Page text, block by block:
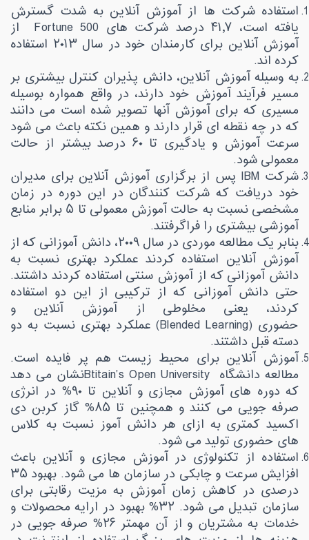
استفاده شرکت ها از آموزش آنلاین به شدت گسترش
یافته است، ۴۱٫۷ درصد شرکت های
Fortune 500
از
آموزش آنلاین برای کارمندان خود در سال ۲۰۱۳ استفاده
کرده اند.
به وسیله آموزش آنلاین، دانش پذیران کنترل بیشتری بر
مسیر فرآیند آموزش خود دارند، در واقع همواره بوسیله
مسیری که برای آموزش آنها تصویر شده است می دانند
که در چه نقطه ای قرار دارند و همین نکته باعث می شود
سرعت آموزش و یادگیری تا ۶۰ درصد بیشتر از حالت
معمولی شود.
شرکت IBM پس از برگزاری آموزش آنلاین برای مدیران
خود دریافت که شرکت کنندگان در این دوره در زمان
مشخصی نسبت به حالت آموزش معمولی تا ۵ برابر منابع
آموزشی بیشتری را فراگرفتند.
بنابر یک مطالعه موردی در سال ۲۰۰۹، دانش آموزانی که از
آموزش آنلاین استفاده کردند عملکرد بهتری نسبت به
دانش آموزانی که از آموزش سنتی استفاده کردند داشتند.
حتی دانش آموزانی که از ترکیبی از این دو استفاده
کردند، یعنی مخلوطی از آموزش آنلاین و
حضوری (Blended Learning) عملکرد بهتری نسبت به دو
دسته قبل داشتند.
آموزش آنلاین برای محیط زیست هم پر فایده است.
مطالعه دانشگاه Btitain’s Open Universityنشان می دهد
که دوره های آموزش مجازی و آنلاین تا ۹۰% در انرژی
صرفه جویی می کنند و همچنین تا ۸۵% گاز کربن دی
اکسید کمتری به ازای هر دانش آموز نسبت به کلاس
های حضوری تولید می شود.
استفاده از تکنولوژی در آموزش مجازی و آنلاین باعث
افزایش سرعت و چابکی در سازمان ها می شود. بهبود ۳۵
درصدی در کاهش زمان آموزش به مزیت رقابتی برای
سازمان تبدیل می شود. ۳۲% بهبود در ارایه محصولات و
خدمات به مشتریان و از آن مهمتر ۲۶% صرفه جویی در